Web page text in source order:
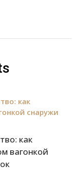
как
вагонкой